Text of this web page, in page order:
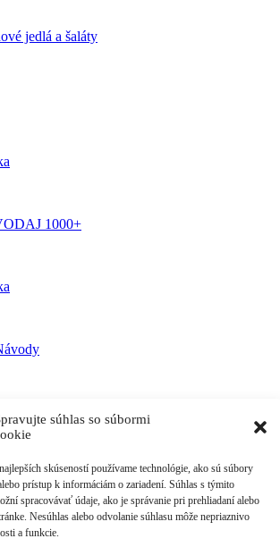
súhlas so súbormi
skúseností používame technológie, ako sú súbory
prístup k informáciám o zariadení. Súhlas s týmito
spracovávať údaje, ako je správanie pri prehliadaní alebo
Nesúhlas alebo odvolanie súhlasu môže nepriaznivo
a funkcie.
jedlá a šaláty
1000+